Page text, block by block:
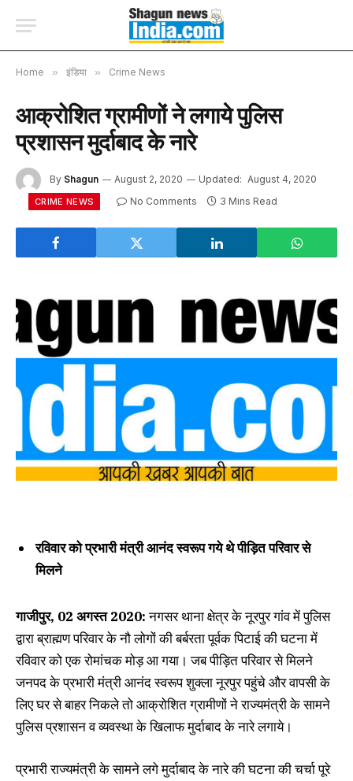
Home » इंडिया » Crime News
आक्रोशित ग्रामीणों ने लगाये पुलिस
प्रशासन मुर्दाबाद के नारे
By Shagun August 2, 2020 Updated: August 4, 2020
CRIME NEWS No Comments 3 Mins Read
रविवार को प्रभारी मंत्री आनंद स्वरूप गये थे पीड़ित परिवार से
मिलने
गाजीपुर, 02 अगस्त 2020:नगसर थाना क्षेत्र के नूरपुर गांव में पुलिस
द्वारा ब्राह्मण परिवार के नौ लोगों की बर्बरता पूर्वक पिटाई की घटना में
रविवार को एक रोमांचक मोड़ आ गया। जब पीड़ित परिवार से मिलने
जनपद के प्रभारी मंत्री आनंद स्‍वरूप शुक्‍ला नूरपुर पहुंचे और वापसी के
लिए घर से बाहर निकले तो आक्रोशित ग्रामीणों ने राज्‍यमंत्री के सामने
पुलिस प्रशासन व व्‍यवस्‍था के खिलाफ मुर्दाबाद के नारे लगाये।
प्रभारी राज्‍यमंत्री के सामने लगे मुर्दाबाद के नारे की घटना की चर्चा पूरे